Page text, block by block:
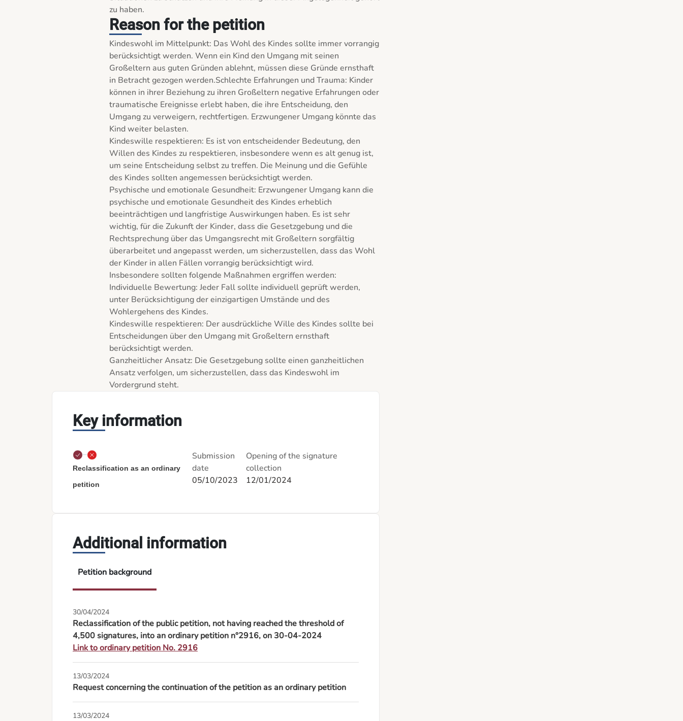
Reason for the petition
Kindeswohl im Mittelpunkt: Das Wohl des Kindes sollte immer vorrangig
berücksichtigt werden. Wenn ein Kind den Umgang mit seinen
Großeltern aus guten Gründen ablehnt, müssen diese Gründe ernsthaft
in Betracht gezogen werden.Schlechte Erfahrungen und Trauma: Kinder
können in ihrer Beziehung zu ihren Großeltern negative Erfahrungen oder
traumatische Ereignisse erlebt haben, die ihre Entscheidung, den
Umgang zu verweigern, rechtfertigen. Erzwungener Umgang könnte das
Kind weiter belasten.
Kindeswille respektieren: Es ist von entscheidender Bedeutung, den
Willen des Kindes zu respektieren, insbesondere wenn es alt genug ist,
um seine Entscheidung selbst zu treffen. Die Meinung und die Gefühle
des Kindes sollten angemessen berücksichtigt werden.
Psychische und emotionale Gesundheit: Erzwungener Umgang kann die
psychische und emotionale Gesundheit des Kindes erheblich
beeinträchtigen und langfristige Auswirkungen haben. Es ist sehr
wichtig, für die Zukunft der Kinder, dass die Gesetzgebung und die
Rechtsprechung über das Umgangsrecht mit Großeltern sorgfältig
überarbeitet und angepasst werden, um sicherzustellen, dass das Wohl
der Kinder in allen Fällen vorrangig berücksichtigt wird.
Insbesondere sollten folgende Maßnahmen ergriffen werden:
Individuelle Bewertung: Jeder Fall sollte individuell geprüft werden,
unter Berücksichtigung der einzigartigen Umstände und des
Wohlergehens des Kindes.
Kindeswille respektieren: Der ausdrückliche Wille des Kindes sollte bei
Entscheidungen über den Umgang mit Großeltern ernsthaft
berücksichtigt werden.
Ganzheitlicher Ansatz: Die Gesetzgebung sollte einen ganzheitlichen
Ansatz verfolgen, um sicherzustellen, dass das Kindeswohl im
Key information
Reclassification as an ordinary
petition
Submission
date
05/10/2023
Opening of the signature
collection
12/01/2024
Additional information
Petition background
30/04/2024
Reclassification of the public petition, not having reached the threshold of
4,500 signatures, into an ordinary petition n°2916, on 30-04-2024
Link to ordinary petition No. 2916
13/03/2024
Request concerning the continuation of the petition as an ordinary petition
13/03/2024